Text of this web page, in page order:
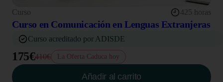
Curso 425 horas
Curso en Comunicación en Lenguas Extranjeras
Curso acreditado por ADISDE
175€410€ La Oferta Caduca hoy
Añadir al carrito